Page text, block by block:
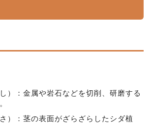
）：金属や岩石などを切削、研磨する
）：茎の表面がざらざらしたシダ植